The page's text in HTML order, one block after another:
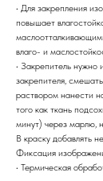
• Для закрепления
повышает
влаго- и
• Закрепитель нужно
закрепителя,
раствором нанести
того как ткань
минут) через марлю,
В краску добавлять
Фиксация
• Термическая